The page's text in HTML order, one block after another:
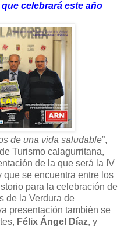
celebrará este año
de una vida saludable”,
Turismo calagurritana,
de la que será la IV
que se encuentra entre los
para la celebración de
de la Verdura de
presentación también se
Félix Ángel Díaz, y